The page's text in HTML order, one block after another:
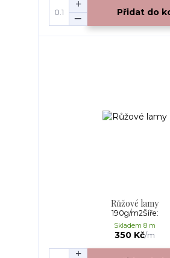
Přidat do
Růžové lamy
190g/m2Šíře:
350 Kč/m
Skladem 8 m